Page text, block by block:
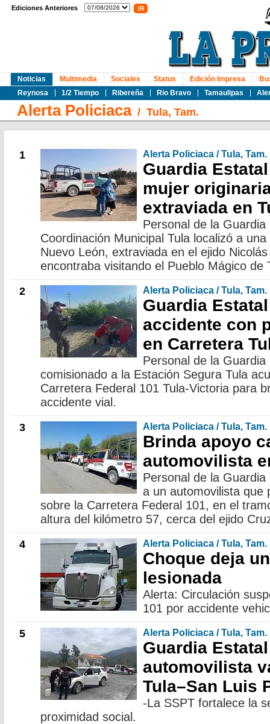
Ediciones Anteriores
Noticias
Reynosa
1/2 Tiempo Ribereña Rio Bravo Tamaulipas
Multimedia Sociales Status Edición Impresa
Alerta Policiaca/ Tula, Tam.
1 Alerta Policiaca / Tula, Tam.
Guardia
mujer
extraviada en
Personal de la
Coordinación Municipal Tula localizó a
Nuevo León, extraviada en el ejido
encontraba visitando el Pueblo Mágico de
2 Alerta Policiaca / Tula, Tam.
Guardia
accidente con
en Carretera
Personal de la
comisionado a la Estación Segura Tula
Carretera Federal 101 Tula-Victoria para
accidente vial.
3 Alerta Policiaca / Tula, Tam.
Brinda apoyo
automovilista
Personal de la
a un automovilista que
sobre la Carretera Federal 101, en el
altura del kilómetro 57, cerca del ejido
4 Alerta Policiaca / Tula, Tam.
Choque deja
lesionada
Alerta: Circulación
101 por accidente
5 Alerta Policiaca / Tula, Tam.
Guardia
automovilista
Tula–San Luis
-La SSPT fortalece la
proximidad social.